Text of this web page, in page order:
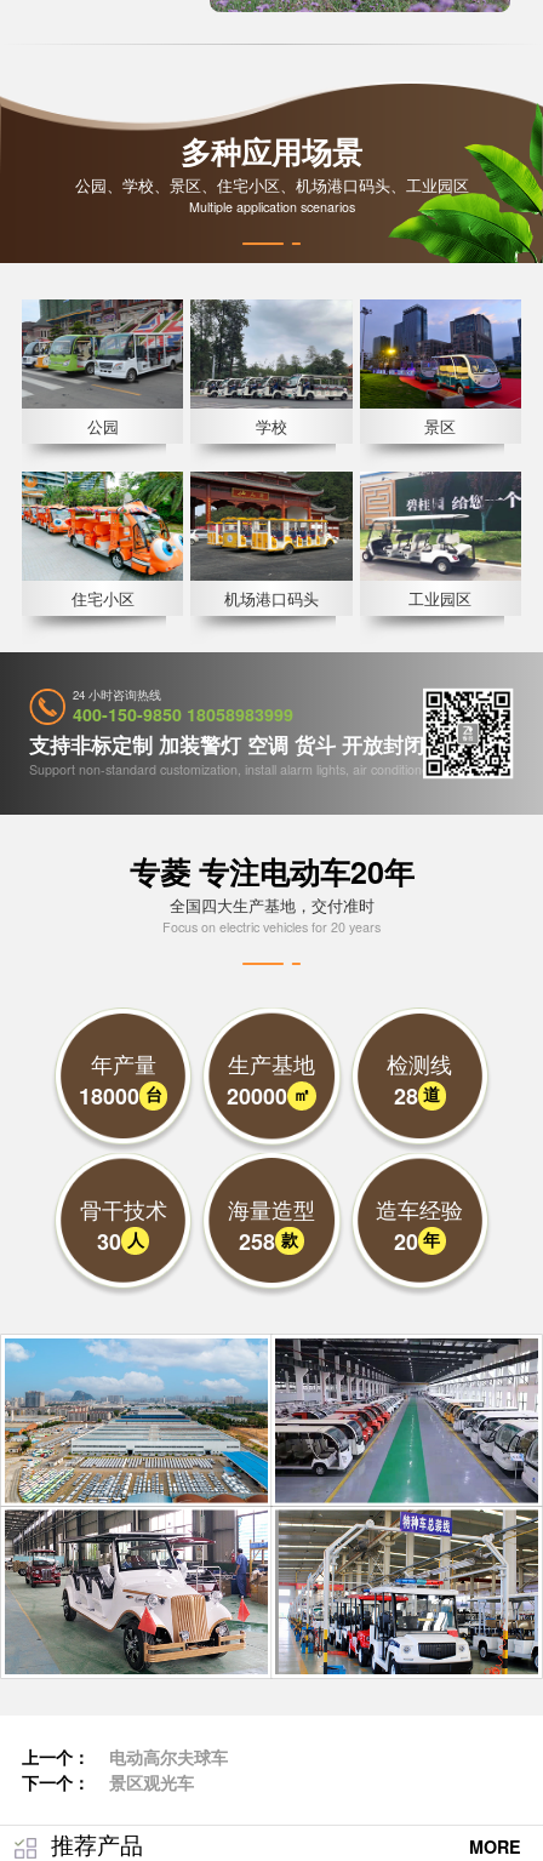
多种应用场景
公园、学校、景区、住宅小区、机场港口码头、工业园区
Multiple application scenarios
公园 学校 景区
住宅小区 机场港口码头 工业园区
24 小时咨询热线
400-150-9850 18058983999
支持非标定制 加装警灯 空调 货斗 开放封闭 收音机等
Support non-standard customization, install alarm lights, air conditioners, etc
专菱 专注电动车20年
全国四大生产基地，交付准时
Focus on electric vehicles for 20 years
年产量
18000 台
生产基地
20000 ㎡
检测线
28 道
骨干技术
30 人
海量造型
258 款
造车经验
20 年
上一个：
电动高尔夫球车
下一个：
景区观光车
推荐产品 MORE